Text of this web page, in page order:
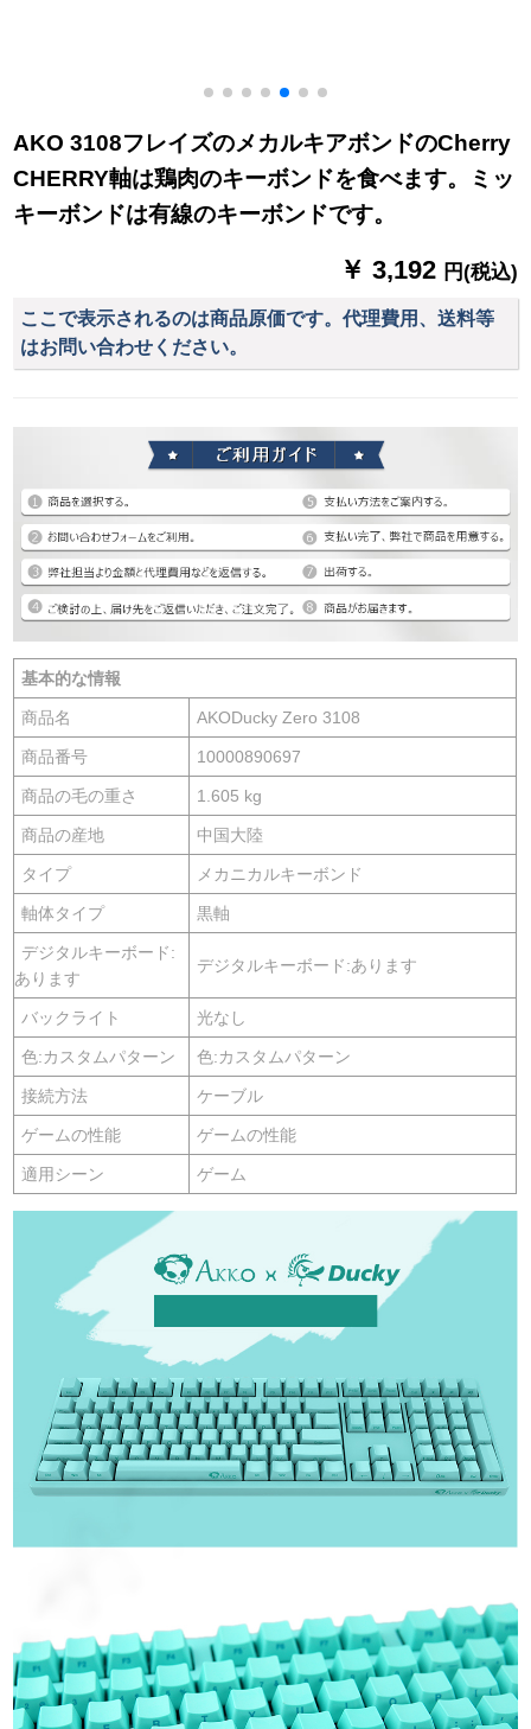
AKO 3108フレイズのメカルキアボンドのCherry
CHERRY軸は鶏肉のキーボンドを食べます。ミッ
キーボンドは有線のキーボンドです。
￥ 3,192 円(税込)
ここで表示されるのは商品原価です。代理費用、送料等
はお問い合わせください。
基本的な情報
商品名 AKODucky Zero 3108
商品番号 10000890697
商品の毛の重さ 1.605 kg
商品の産地 中国大陸
タイプ メカニカルキーボンド
軸体タイプ 黒軸
デジタルキーボード:
あります
デジタルキーボード:あります
バックライト 光なし
色:カスタムパターン 色:カスタムパターン
接続方法 ケーブル
ゲームの性能 ゲームの性能
適用シーン ゲーム